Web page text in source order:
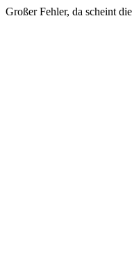
Großer Fehler, da scheint